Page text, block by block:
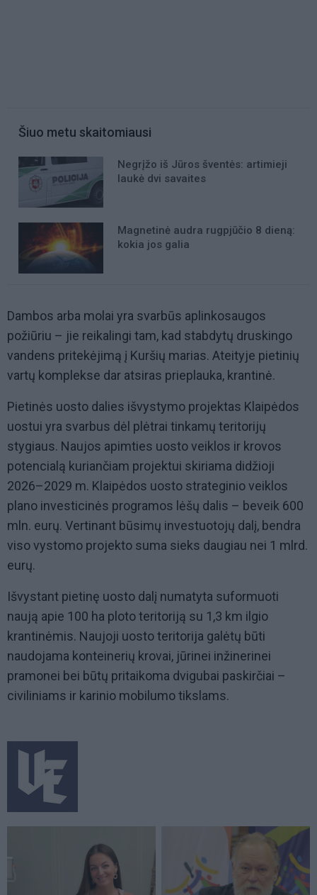
Šiuo metu skaitomiausi
Negrįžo iš Jūros šventės: artimieji
laukė dvi savaites
Magnetinė audra rugpjūčio 8 dieną:
kokia jos galia
Dambos arba molai yra svarbūs aplinkosaugos
požiūriu – jie reikalingi tam, kad stabdytų druskingo
vandens pritekėjimą į Kuršių marias. Ateityje pietinių
vartų komplekse dar atsiras prieplauka, krantinė.
Pietinės uosto dalies išvystymo projektas Klaipėdos
uostui yra svarbus dėl plėtrai tinkamų teritorijų
stygiaus. Naujos apimties uosto veiklos ir krovos
potencialą kuriančiam projektui skiriama didžioji
2026–2029 m. Klaipėdos uosto strateginio veiklos
plano investicinės programos lėšų dalis – beveik 600
mln. eurų. Vertinant būsimų investuotojų dalį, bendra
viso vystomo projekto suma sieks daugiau nei 1 mlrd.
eurų.
Išvystant pietinę uosto dalį numatyta suformuoti
naują apie 100 ha ploto teritoriją su 1,3 km ilgio
krantinėmis. Naujoji uosto teritorija galėtų būti
naudojama konteinerių krovai, jūrinei inžinerinei
pramonei bei būtų pritaikoma dvigubai paskirčiai –
civiliniams ir karinio mobilumo tikslams.